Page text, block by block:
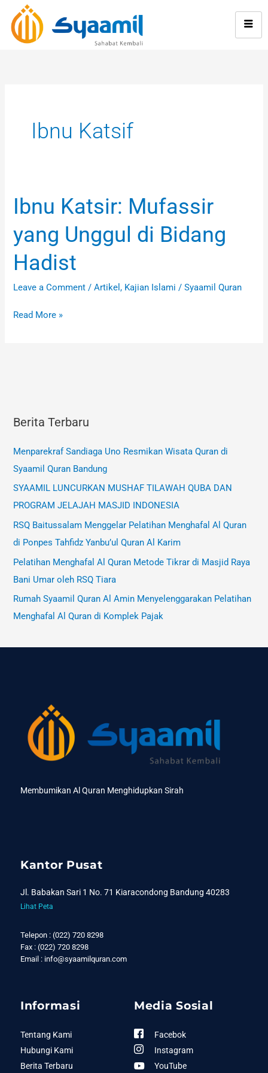
content
Ibnu Katsif
Ibnu Katsir: Mufassir
yang Unggul di Bidang
Hadist
Leave a Comment /Artikel, Kajian Islami /Syaamil Quran
Ibnu
Katsir:
Mufassir
yang
Unggul
Hadist
Read More »
Berita Terbaru
Menparekraf Sandiaga Uno Resmikan Wisata Quran di
Syaamil Quran Bandung
SYAAMIL LUNCURKAN MUSHAF TILAWAH QUBA DAN
PROGRAM JELAJAH MASJID INDONESIA
RSQ Baitussalam Menggelar Pelatihan Menghafal Al Quran
di Ponpes Tahfidz Yanbu’ul Quran Al Karim
Pelatihan Menghafal Al Quran Metode Tikrar di Masjid Raya
Bani Umar oleh RSQ Tiara
Rumah Syaamil Quran Al Amin Menyelenggarakan Pelatihan
Menghafal Al Quran di Komplek Pajak
Membumikan Al Quran Menghidupkan Sirah
Kantor Pusat
Jl. Babakan Sari 1 No. 71 Kiaracondong Bandung 40283
Lihat Peta
Telepon : (022) 720 8298
Fax : (022) 720 8298
Email : info@syaamilquran.com
Informasi
Tentang Kami
Hubungi Kami
Berita Terbaru
Media Sosial
Facebok
Instagram
YouTube